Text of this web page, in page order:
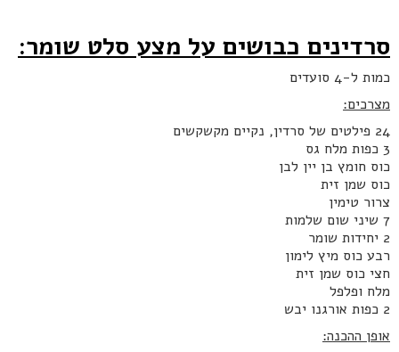
סרדינים כבושים על מצע סלט שומר:
כמות ל-4 סועדים
מצרכים:
24 פילטים של סרדין, נקיים מקשקשים
3 כפות מלח גס
כוס חומץ בן יין לבן
כוס שמן זית
צרור טימין
7 שיני שום שלמות
2 יחידות שומר
רבע כוס מיץ לימון
חצי כוס שמן זית
מלח ופלפל
2 כפות אורגנו יבש
אופן ההכנה: